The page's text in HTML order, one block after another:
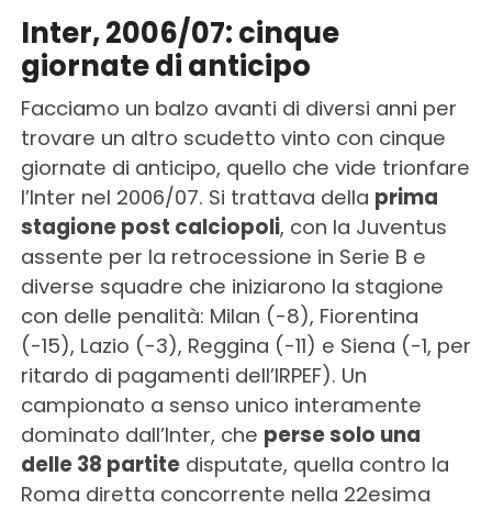
Inter, 2006/07: cinque
giornate di anticipo
Facciamo un balzo avanti di diversi anni per
trovare un altro scudetto vinto con cinque
giornate di anticipo, quello che vide trionfare
l’Inter nel 2006/07. Si trattava della prima
stagione post calciopoli, con la Juventus
assente per la retrocessione in Serie B e
diverse squadre che iniziarono la stagione
con delle penalità: Milan (-8), Fiorentina
(-15), Lazio (-3), Reggina (-11) e Siena (-1, per
ritardo di pagamenti dell’IRPEF). Un
campionato a senso unico interamente
dominato dall’Inter, che perse solo una
delle 38 partitedisputate, quella contro la
Roma diretta concorrente nella 22esima